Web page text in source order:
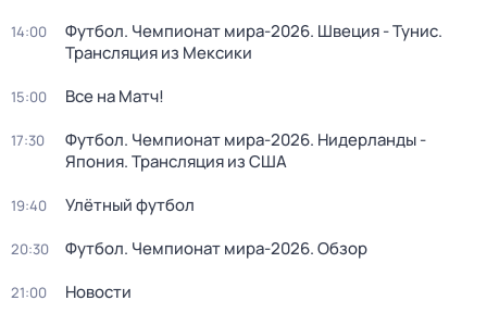
14:00
Футбол. Чемпионат мира-2026. Швеция - Тунис.
Трансляция из Мексики
15:00 Все на Матч!
17:30
Футбол. Чемпионат мира-2026. Нидерланды -
Япония. Трансляция из США
19:40 Улётный футбол
20:30 Футбол. Чемпионат мира-2026. Обзор
21:00 Новости